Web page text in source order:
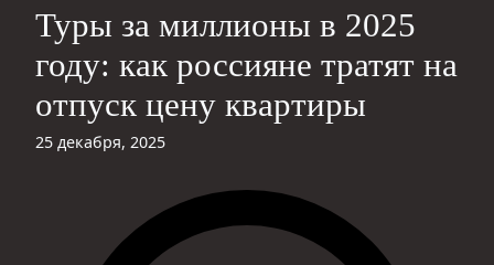
Туры за миллионы в 2025
году: как россияне тратят на
отпуск цену квартиры
25 декабря, 2025